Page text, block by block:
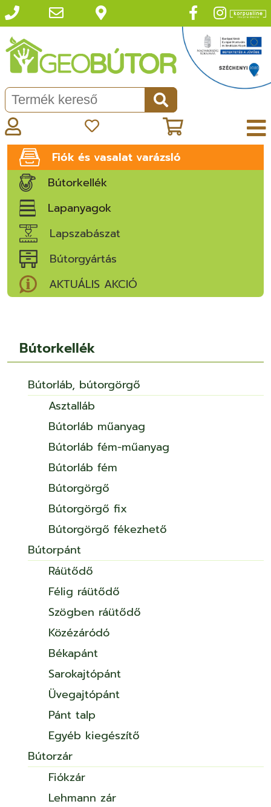
Fiók és vasalat varázsló
Bútorkellék
Lapanyagok
Lapszabászat
Bútorgyártás
AKTUÁLIS AKCIÓ
Bútorkellék
Bútorláb, bútorgörgő
Asztalláb
Bútorláb műanyag
Bútorláb fém-műanyag
Bútorláb fém
Bútorgörgő
Bútorgörgő fix
Bútorgörgő fékezhető
Bútorpánt
Ráütődő
Félig ráütődő
Szögben ráütődő
Közézáródó
Békapánt
Sarokajtópánt
Üvegajtópánt
Pánt talp
Egyéb kiegészítő
Bútorzár
Fiókzár
Lehmann zár